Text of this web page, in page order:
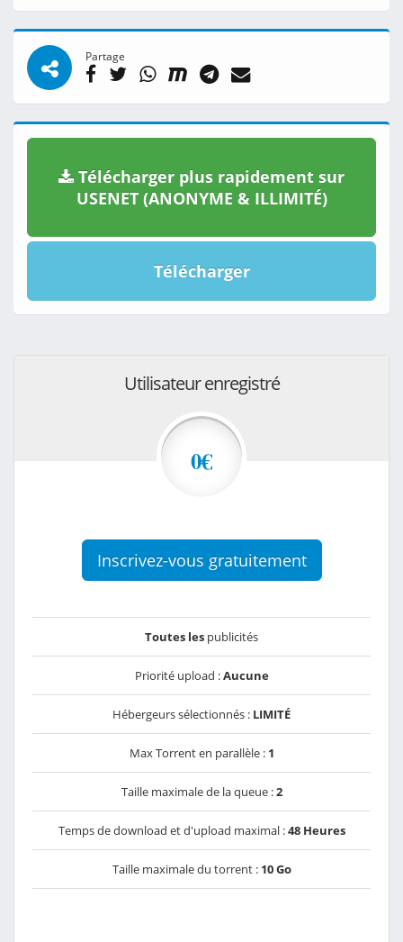
Partage
Télécharger plus rapidement sur
USENET (ANONYME & ILLIMITÉ)
Télécharger
Utilisateur enregistré
0€
Inscrivez-vous gratuitement
Toutes les publicités
Priorité upload :Aucune
Hébergeurs sélectionnés : LIMITÉ
Max Torrent en parallèle : 1
Taille maximale de la queue :2
Temps de download et d'upload maximal :48 Heures
Taille maximale du torrent : 10 Go